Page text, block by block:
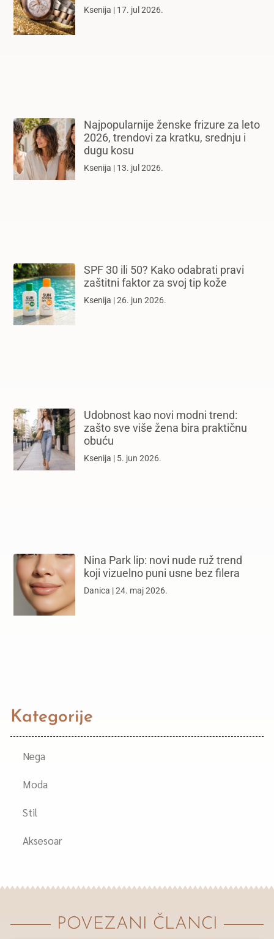
Ksenija 17. jul 2026.
Najpopularnije ženske frizure za leto
2026, trendovi za kratku, srednju i
dugu kosu
Ksenija 13. jul 2026.
SPF 30 ili 50? Kako odabrati pravi
zaštitni faktor za svoj tip kože
Ksenija 26. jun 2026.
Udobnost kao novi modni trend:
zašto sve više žena bira praktičnu
obuću
Ksenija 5. jun 2026.
Nina Park lip: novi nude ruž trend
koji vizuelno puni usne bez filera
Danica 24. maj 2026.
Kategorije
Nega
Moda
Stil
Aksesoar
POVEZANI ČLANCI